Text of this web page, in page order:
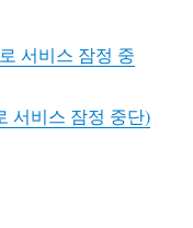
서비스 잠정 중
서비스 잠정 중단)